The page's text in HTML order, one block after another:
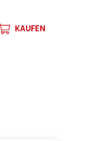
KAUFEN